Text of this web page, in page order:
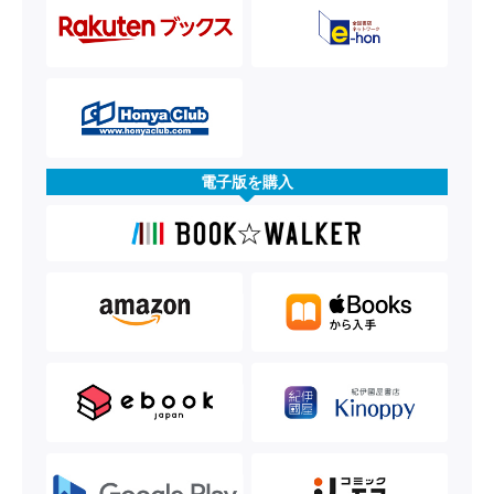
電子版を購入